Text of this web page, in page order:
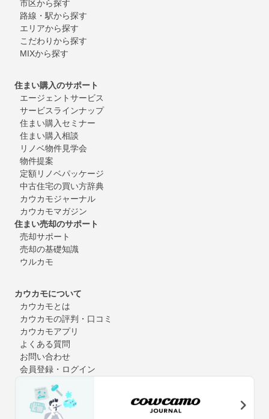
市区から探す
路線・駅から探す
エリアから探す
こだわりから探す
MIXから探す
住まい購入のサポート
エージェントサービス
サービスラインナップ
住まい購入セミナー
住まい購入相談
リノベ物件見学会
物件提案
定額リノベパッケージ
中古住宅の買い方辞典
カウカモジャーナル
カウカモマガジン
住まい売却のサポート
売却サポート
売却の基礎知識
ウルカモ
カウカモについて
カウカモとは
カウカモの評判・口コミ
カウカモアプリ
よくある質問
お問い合わせ
会員登録・ログイン